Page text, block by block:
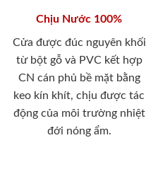
Chịu Nước 100%
Cửa được đúc nguyên khối
từ bột gỗ và PVC kết hợp
CN cán phủ bề mặt bằng
keo kín khít, chịu được tác
động của môi trường nhiệt
đới nóng ẩm.